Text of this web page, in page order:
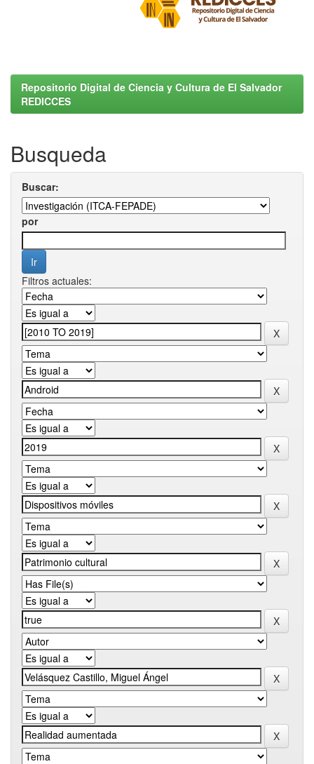
Repositorio Digital de Ciencia y Cultura de El Salvador
REDICCES
Busqueda
Buscar:
por
Filtros actuales: